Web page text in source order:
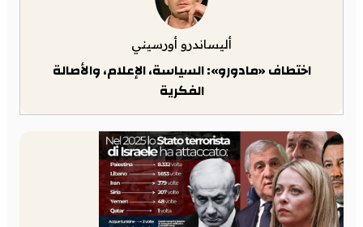
أليساندرو أورسيني
اختطاف «مادورو»: السياسة، الإعلام، والأصالة
الفكرية